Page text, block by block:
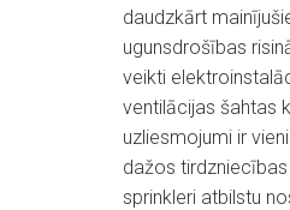
daudzkārt
ugunsdrošības
veikti
ventilācijas šahtas
uzliesmojumi ir
dažos
sprinkleri atbilstu